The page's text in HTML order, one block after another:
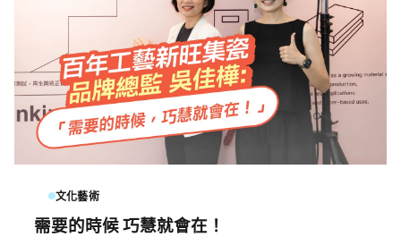
文化藝術
需要的時候 巧慧就會在！